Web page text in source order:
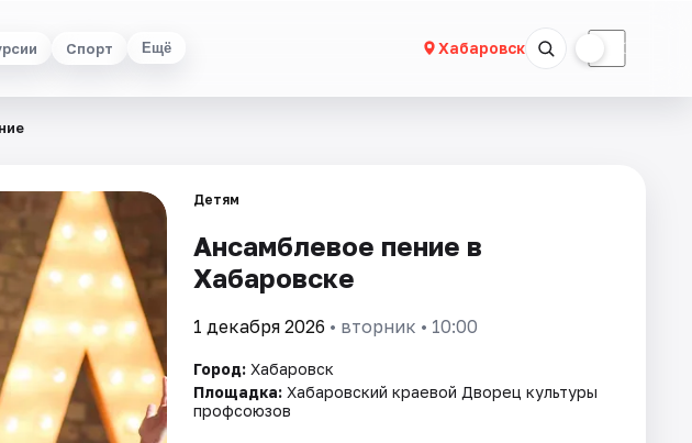
Спорт Ещё Хабаровск ☾
Детям
Ансамблевое пение в
Хабаровске
1 декабря 2026 • вторник • 10:00
Город: Хабаровск
Площадка: Хабаровский краевой Дворец культуры
профсоюзов